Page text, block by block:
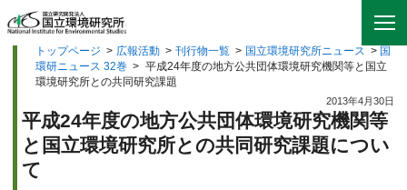
トップページ > 広報活動 > 刊行物一覧 > 国立環境研究所ニュース > 国
環研ニュース 32巻 > 平成24年度の地方公共団体環境研究機関等と国立
環境研究所との共同研究課題
2013年4月30日
平成24年度の地方公共団体環境研究機関等
と国立環境研究所との共同研究課題につい
て